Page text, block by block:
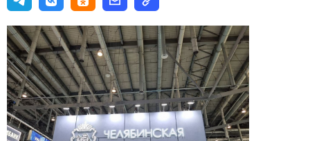
Видео
ТОП-100 влиятельных людей — 2025
Телефон редакции:+7 495 727-01-67
Электронные почты редакции: